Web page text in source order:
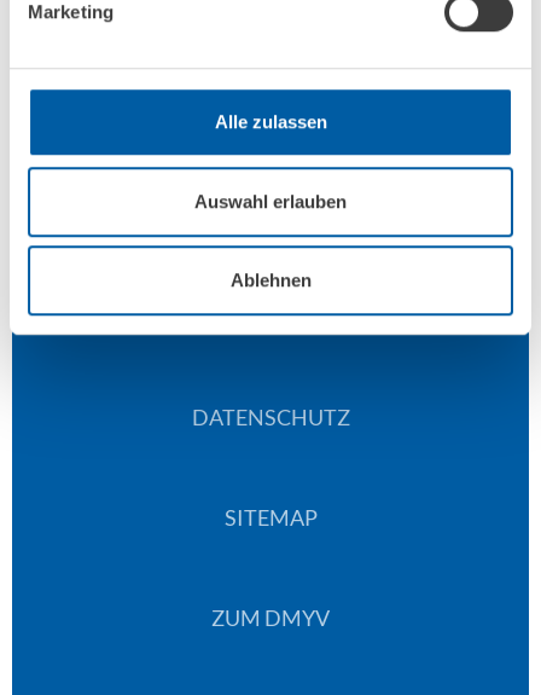
Marketing
Alle zulassen
Auswahl erlauben
Ablehnen
IMPRESSUM
DATENSCHUTZ
SITEMAP
ZUM DMYV